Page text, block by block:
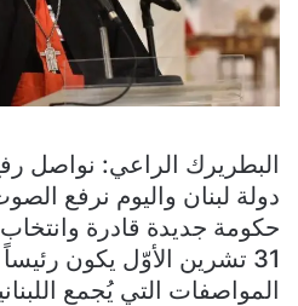
‏البطريرك الراعي: نواصل
دولة لبنان واليوم نرفع
حكومة جديدة قادرة
31 تشرين الأوّل يكون
المواصفات التي يُجمع